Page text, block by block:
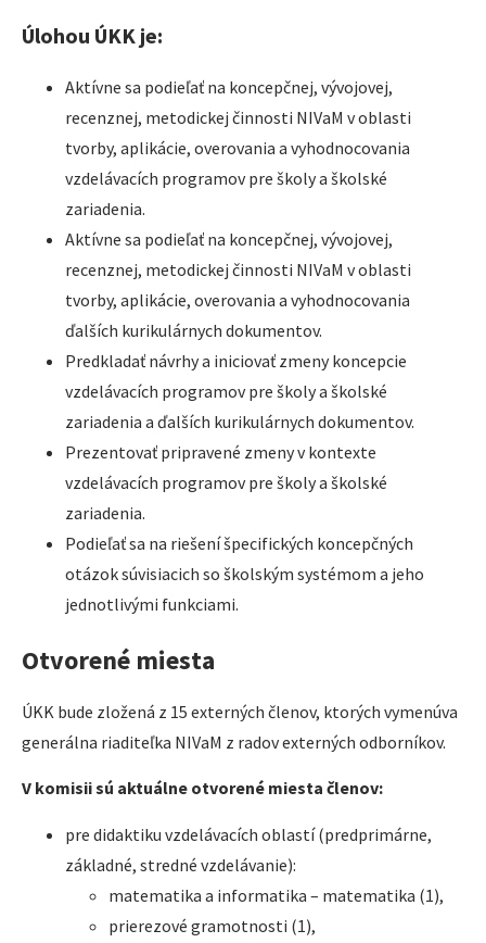
Úlohou ÚKK je:
Aktívne sa podieľať na koncepčnej, vývojovej,
recenznej, metodickej činnosti NIVaM v oblasti
tvorby, aplikácie, overovania a vyhodnocovania
vzdelávacích programov pre školy a školské
zariadenia.
Aktívne sa podieľať na koncepčnej, vývojovej,
recenznej, metodickej činnosti NIVaM v oblasti
tvorby, aplikácie, overovania a vyhodnocovania
ďalších kurikulárnych dokumentov.
Predkladať návrhy a iniciovať zmeny koncepcie
vzdelávacích programov pre školy a školské
zariadenia a ďalších kurikulárnych dokumentov.
Prezentovať pripravené zmeny v kontexte
vzdelávacích programov pre školy a školské
zariadenia.
Podieľať sa na riešení špecifických koncepčných
otázok súvisiacich so školským systémom a jeho
jednotlivými funkciami.
Otvorené miesta
ÚKK bude zložená z 15 externých členov, ktorých vymenúva
generálna riaditeľka NIVaM z radov externých odborníkov.
V komisii sú aktuálne otvorené miesta členov:
pre didaktiku vzdelávacích oblastí (predprimárne,
základné, stredné vzdelávanie):
matematika a informatika – matematika (1),
prierezové gramotnosti (1),